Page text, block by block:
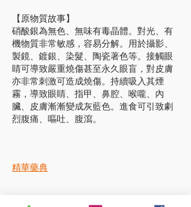
【原物質故事】
硝酸銀為無色、無味有毒晶體。對光、有
機物質非常敏感，容易分解。用於攝影、
製鏡、鍍銀、染髮、陶瓷著色等。接觸眼
睛可導致嚴重燒傷甚至永久眼盲，對皮膚
亦非常刺激可造成燒傷。持續吸入其煙
霧，導致眼睛、指甲、鼻腔、喉嚨、內
臟、皮膚漸漸變成灰藍色。進食可引致劇
烈腹痛、嘔吐、腹瀉。
​精華藥典